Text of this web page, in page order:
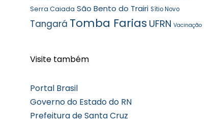
Serra Caiada São Bento do Trairi Sítio Novo
Tangará Tomba Farias UFRN Vacinação
Visite também
Portal Brasil
Governo do Estado do RN
Prefeitura de Santa Cruz